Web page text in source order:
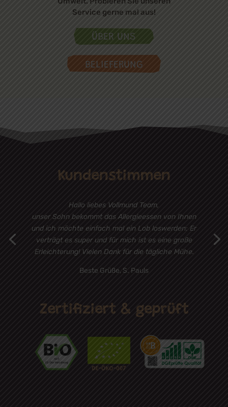
Service gerne mal aus!
ÜBER UNS
BELIEFERUNG
Kundenstimmen
Hallo liebes Vollmund Team,
unser Sohn bekommt das Allergieessen von Ihnen
und ich möchte einfach mal ein Lob loswerden: Er
verträgt es super und für mich ist es eine große
Erleichterung! Vielen Dank für die tägliche Mühe.
Beste Grüße, S. Pauls
Zertifiziert & geprüft